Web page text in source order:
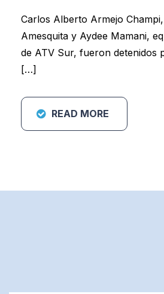
Carlos Alberto Armejo
Amesquita y Aydee Mamani,
de ATV Sur, fueron detenidos
[…]
READ MORE